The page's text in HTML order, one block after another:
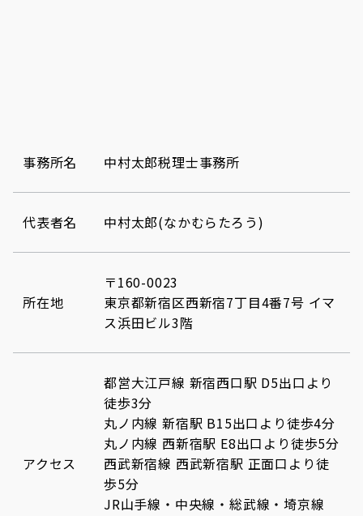
事務所名 中村太郎税理士事務所
代表者名 中村太郎(なかむらたろう)
所在地
〒160-0023
東京都新宿区西新宿7丁目4番7号 イマ
ス浜田ビル3階
アクセス
都営大江戸線 新宿西口駅 D5出口より
徒歩3分
丸ノ内線 新宿駅 B15出口より徒歩4分
丸ノ内線 西新宿駅 E8出口より徒歩5分
西武新宿線 西武新宿駅 正面口より徒
歩5分
JR山手線・中央線・総武線・埼京線